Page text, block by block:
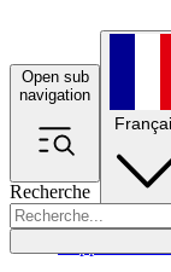
Open sub
navigation
Recherche